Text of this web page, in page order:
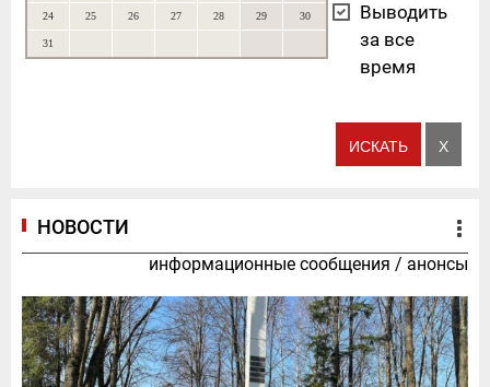
24 25 26 27 28 29 30
31
Выводить
за все
время
НОВОСТИ
информационные сообщения / анонсы